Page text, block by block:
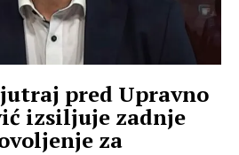
pred Upravno
izsiljuje zadnje
za